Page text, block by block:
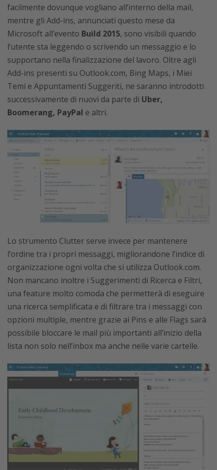
facilmente dovunque vogliano all’interno della mail,
mentre gli Add-ins, annunciati questo mese da
Microsoft all’evento Build 2015, sono visibili quando
l’utente sta leggendo o scrivendo un messaggio e lo
supportano nella finalizzazione del lavoro. Oltre agli
Add-ins presenti su Outlook.com, Bing Maps, i Miei
Temi e Appuntamenti Suggeriti, ne saranno introdotti
successivamente di nuovi da parte di Uber,
Boomerang, PayPal e altri.
Lo strumento Clutter serve invece per mantenere
l’ordine tra i propri messaggi, migliorandone l’indice di
organizzazione ogni volta che si utilizza Outlook.com.
Non mancano inoltre i Suggerimenti di Ricerca e Filtri,
una feature molto comoda che permetterà di eseguire
una ricerca semplificata e di filtrare tra i messaggi con
opzioni multiple, mentre grazie ai Pins e alle Flags sarà
possibile bloccare le mail più importanti all’inizio della
lista non solo nell’inbox ma anche nelle varie cartelle.